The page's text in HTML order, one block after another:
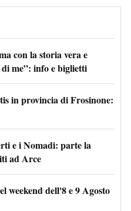
con la storia vera e
me”: info e biglietti
in provincia di Frosinone:
e i Nomadi: parte la
ad Arce
weekend dell'8 e 9 Agosto